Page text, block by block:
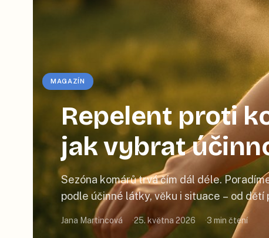
MAGAZÍN
Repelent proti
jak vybrat
Sezóna komárů trvá čím dál déle.
podle účinné látky, věku i situace – od dětí
Jana Martincová 25. května 2026 3 min čtení